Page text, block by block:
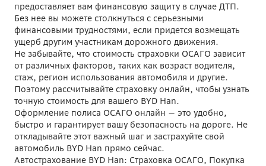
предоставляет вам финансовую защиту в случае ДТП.
Без нее вы можете столкнуться с серьезными
финансовыми трудностями, если придется возмещать
ущерб другим участникам дорожного движения.
Не забывайте, что стоимость страховки ОСАГО зависит
от различных факторов, таких как возраст водителя,
стаж, регион использования автомобиля и другие.
Поэтому рассчитывайте страховку онлайн, чтобы узнать
точную стоимость для вашего BYD Han.
Оформление полиса ОСАГО онлайн — это удобно,
быстро и гарантирует вашу безопасность на дороге. Не
откладывайте этот важный шаг и застрахуйте свой
автомобиль BYD Han прямо сейчас.
Автострахование BYD Han: Страховка ОСАГО, Покупка